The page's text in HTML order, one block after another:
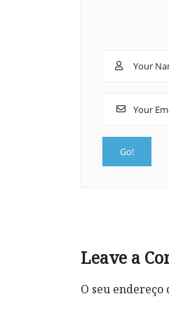
Leave a
O seu